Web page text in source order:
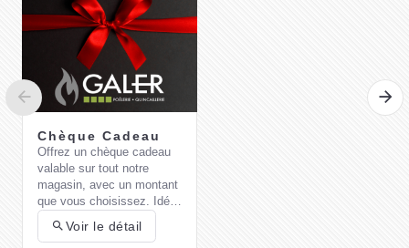
Plaques pour
Gaufrettes
39,99 €
J'achète
Chèque Cadeau
Offrez un chèque cadeau
valable sur tout notre
magasin, avec un montant
que vous choisissez. Idéal
pour un cadeau pratique et
flexible !
Voir le détail